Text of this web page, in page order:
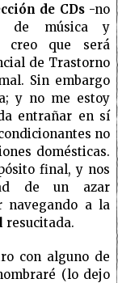
de CDs -no
de música y
creo que será
de Trastorno
Sin embargo
y no me estoy
entrañar en sí
no
domésticas.
final, y nos
de un azar
navegando a la
resucitada.
con alguno de
(lo dejo